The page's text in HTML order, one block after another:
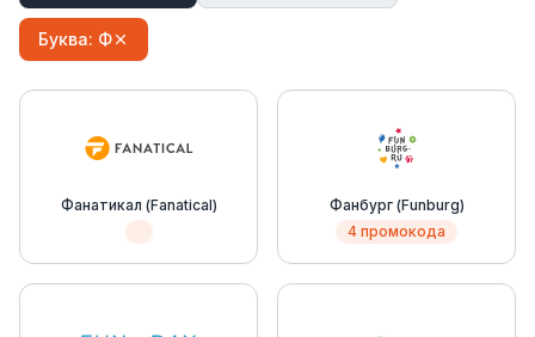
Буква: Ф
Фанатикал (Fanatical)
Фанбург (Funburg)
4 промокода